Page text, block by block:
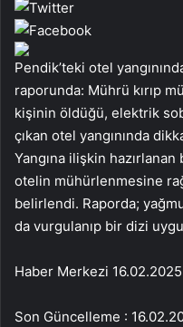
Pendik’teki otel
raporunda: Mührü kırıp
kişinin öldüğü, elektrik
çıkan otel yangınında
Yangına ilişkin
otelin mühürlenmesine
belirlendi. Raporda;
da vurgulanıp bir dizi
Haber Merkezi
Son Güncelleme :